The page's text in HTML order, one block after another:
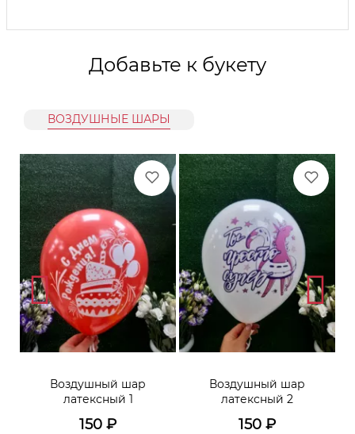
Добавьте к букету
ВОЗДУШНЫЕ ШАРЫ
Воздушный шар
латексный 1
150 ₽
Воздушный шар
латексный 2
150 ₽